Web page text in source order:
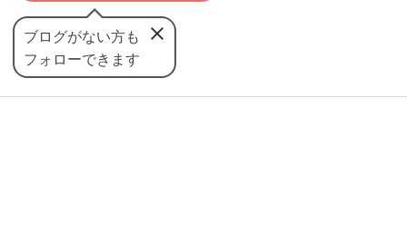
ブログがない方も
フォローできます